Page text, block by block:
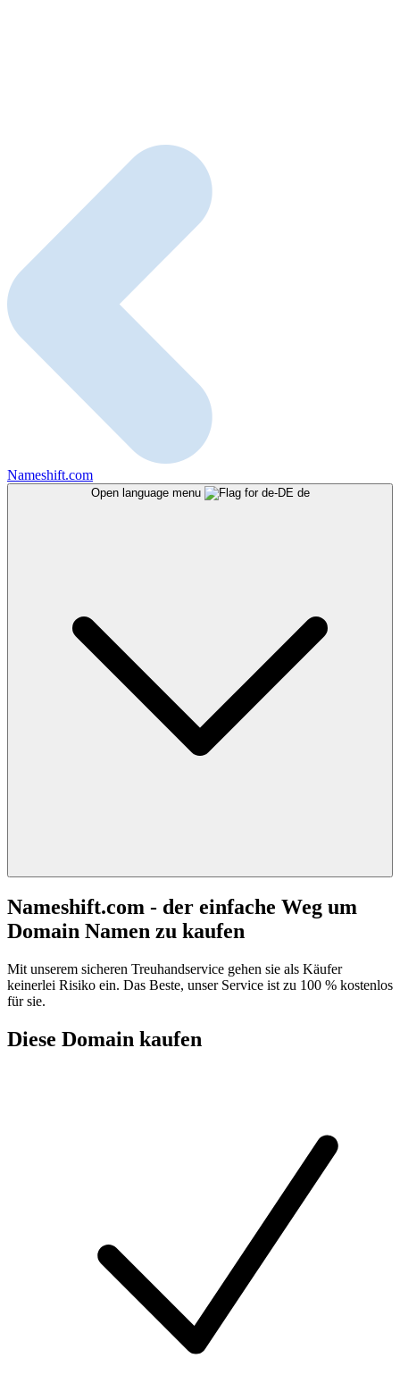
Nameshift.com
Open language menu de
Nameshift.com - der einfache Weg um
Domain Namen zu kaufen
Mit unserem sicheren Treuhandservice gehen sie als Käufer
keinerlei Risiko ein. Das Beste, unser Service ist zu 100 % kostenlos
für sie.
Diese Domain kaufen